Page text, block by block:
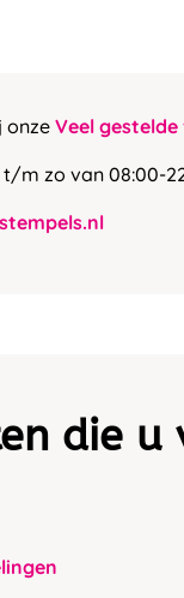
onze Veel
m zo van 08:00-
die u